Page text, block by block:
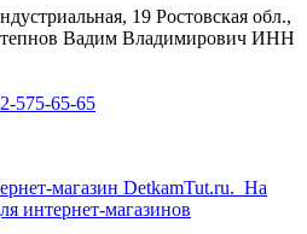
19 Ростовская обл.,
Вадим Владимирович ИНН
575-65-65
магазин DetkamTut.ru. На
интернет-магазинов